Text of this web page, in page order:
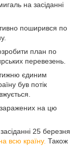
на засіданні
поширився по
план по
перевезень.
єдиним
був потік
заражених на цю
25 березня
всю країну. Також